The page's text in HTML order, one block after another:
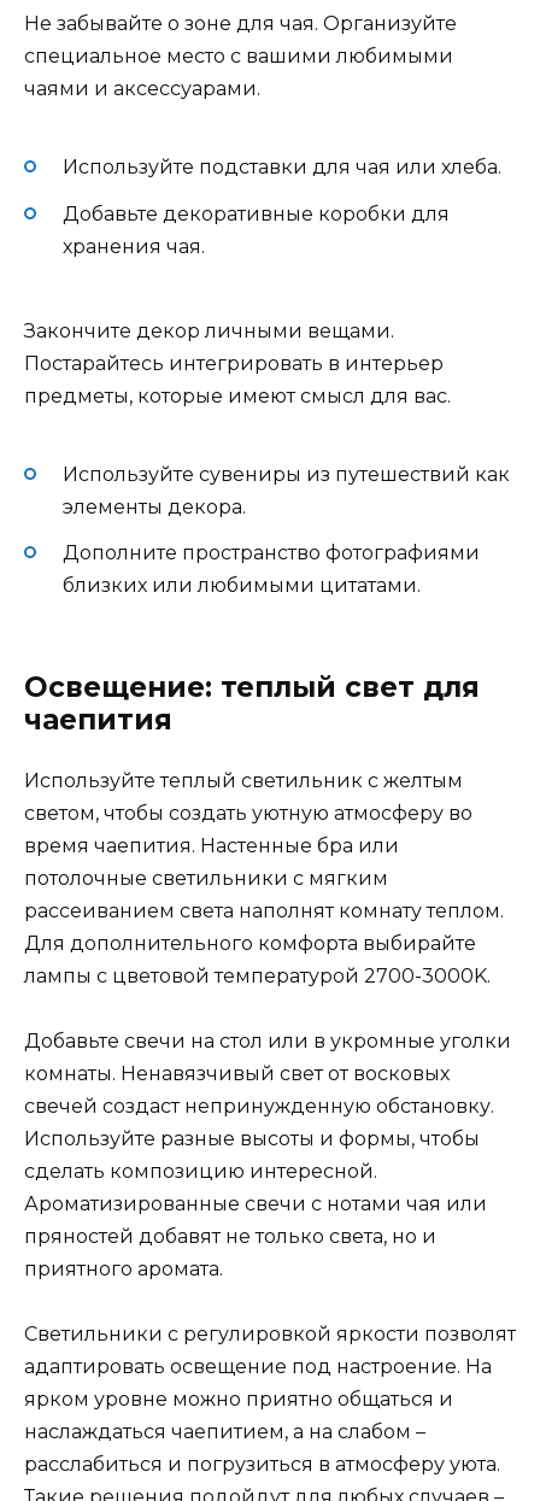
Не забывайте о зоне для чая. Организуйте
специальное место с вашими любимыми
чаями и аксессуарами.
Используйте подставки для чая или хлеба.
Добавьте декоративные коробки для
хранения чая.
Закончите декор личными вещами.
Постарайтесь интегрировать в интерьер
предметы, которые имеют смысл для вас.
Используйте сувениры из путешествий как
элементы декора.
Дополните пространство фотографиями
близких или любимыми цитатами.
Освещение: теплый свет для
чаепития
Используйте теплый светильник с желтым
светом, чтобы создать уютную атмосферу во
время чаепития. Настенные бра или
потолочные светильники с мягким
рассеиванием света наполнят комнату теплом.
Для дополнительного комфорта выбирайте
лампы с цветовой температурой 2700-3000K.
Добавьте свечи на стол или в укромные уголки
комнаты. Ненавязчивый свет от восковых
свечей создаст непринужденную обстановку.
Используйте разные высоты и формы, чтобы
сделать композицию интересной.
Ароматизированные свечи с нотами чая или
пряностей добавят не только света, но и
приятного аромата.
Светильники с регулировкой яркости позволят
адаптировать освещение под настроение. На
ярком уровне можно приятно общаться и
наслаждаться чаепитием, а на слабом –
расслабиться и погрузиться в атмосферу уюта.